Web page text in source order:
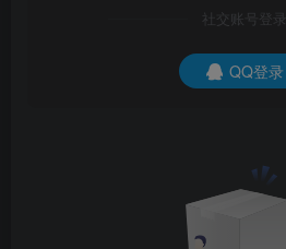
社交账号登录
QQ登录